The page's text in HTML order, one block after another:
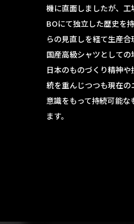
機に直面しましたが、
BOにて独立した歴史を
らの見直しを経て生産
国産高級シャツとしての
日本のものづくり精神
統を重んじつつも現在
意識をもって持続可能な
ます。